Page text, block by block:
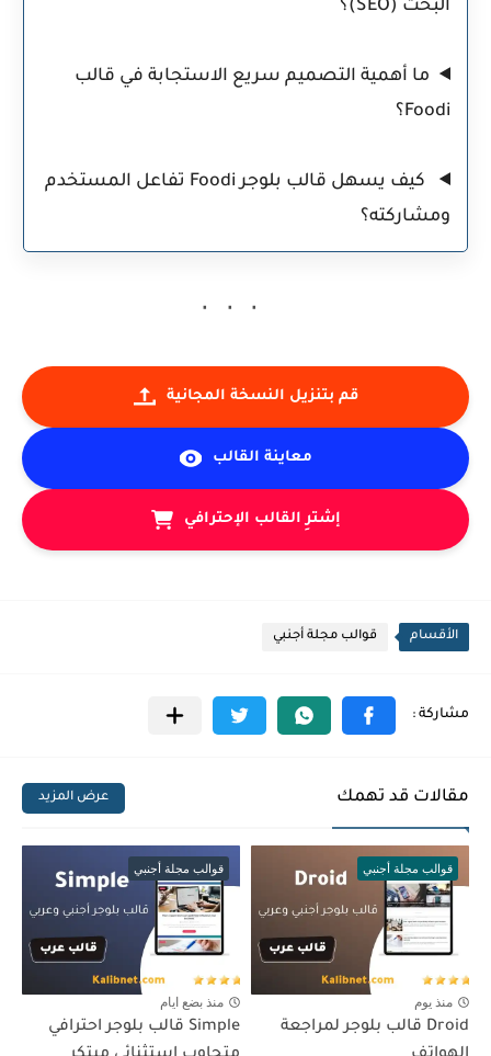
البحث (SEO)؟
ما أهمية التصميم سريع الاستجابة في قالب
Foodi؟
كيف يسهل قالب بلوجر Foodi تفاعل المستخدم
ومشاركته؟
قم بتنزيل النسخة المجانية
معاينة القالب
إشترِ القالب الإحترافي
الأقسام قوالب مجلة أجنبي
مقالات قد تهمك عرض المزيد
قوالب مجلة أجنبي
منذ يوم
Droid قالب بلوجر لمراجعة
قوالب مجلة أجنبي
منذ بضع ايام
Simple قالب بلوجر احترافي